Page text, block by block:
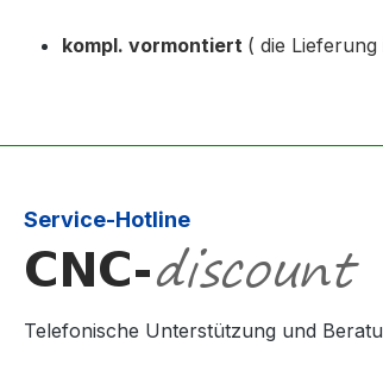
kompl. vormontiert ( die
Service-Hotline
Telefonische Unterstützung und